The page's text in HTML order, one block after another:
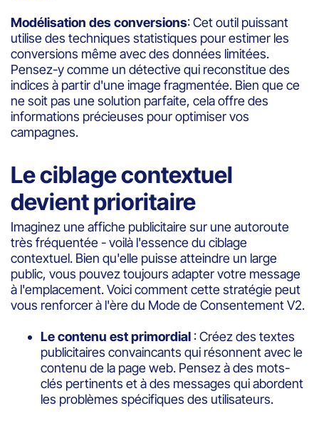
Modélisation des conversions: Cet outil puissant
utilise des techniques statistiques pour estimer les
conversions même avec des données limitées.
Pensez-y comme un détective qui reconstitue des
indices à partir d'une image fragmentée. Bien que ce
ne soit pas une solution parfaite, cela offre des
informations précieuses pour optimiser vos
campagnes.
Le ciblage contextuel
devient prioritaire
Imaginez une affiche publicitaire sur une autoroute
très fréquentée - voilà l'essence du ciblage
contextuel. Bien qu'elle puisse atteindre un large
public, vous pouvez toujours adapter votre message
à l'emplacement. Voici comment cette stratégie peut
vous renforcer à l'ère du Mode de Consentement V2.
Le contenu est primordial : Créez des textes
publicitaires convaincants qui résonnent avec le
contenu de la page web. Pensez à des mots-
clés pertinents et à des messages qui abordent
les problèmes spécifiques des utilisateurs.